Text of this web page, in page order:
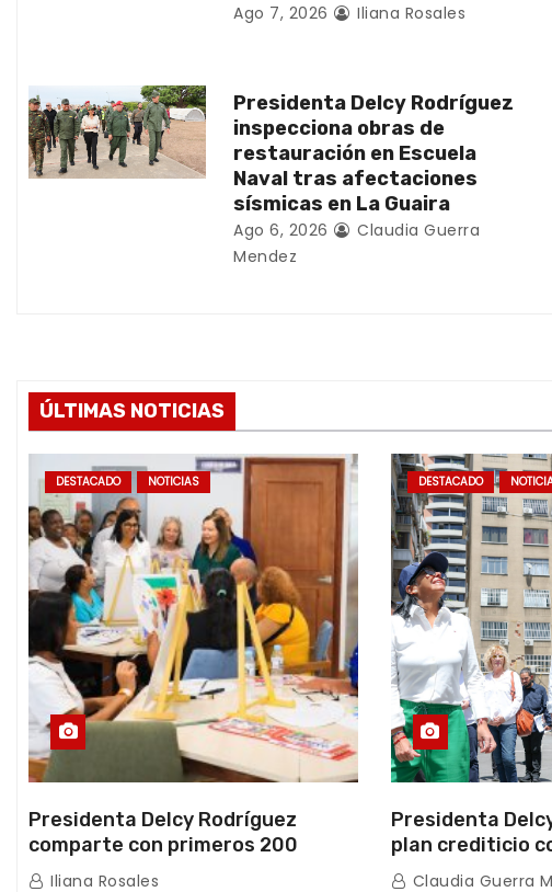
t
r
a
Ago 7, 2026 Iliana Rosales
Presidenta Delcy Rodríguez
inspecciona obras de
restauración en Escuela
Naval tras afectaciones
sísmicas en La Guaira
Ago 6, 2026
Claudia Guerra
Mendez
ÚLTIMAS NOTICIAS
DESTACADO NOTICIAS
Presidenta Delcy Rodríguez
comparte con primeros 200
beneficiarios de la nueva Casa de
Iliana Rosales
DESTACADO
Presidenta
plan crediticio
directo en
Claudia Guerra